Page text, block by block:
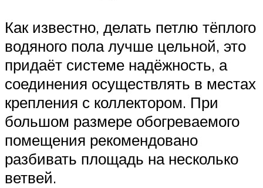
Как известно, делать петлю тёплого
водяного пола лучше цельной, это
придаёт системе надёжность, а
соединения осуществлять в местах
крепления с коллектором. При
большом размере обогреваемого
помещения рекомендовано
разбивать площадь на несколько
ветвей.